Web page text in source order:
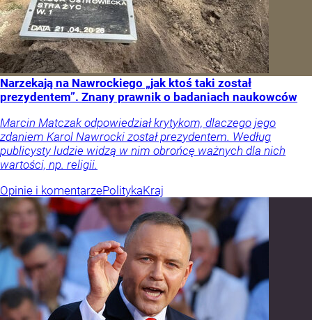
Narzekają na Nawrockiego „jak ktoś taki został
prezydentem”. Znany prawnik o badaniach naukowców
Marcin Matczak odpowiedział krytykom, dlaczego jego
zdaniem Karol Nawrocki został prezydentem. Według
publicysty ludzie widzą w nim obrońcę ważnych dla nich
wartości, np. religii.
Opinie i komentarzePolitykaKraj